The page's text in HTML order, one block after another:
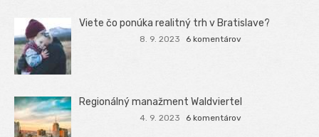
Viete čo ponúka realitný trh v Bratislave?
8. 9. 2023 6 komentárov
Regionálný manažment Waldviertel
4. 9. 2023 6 komentárov